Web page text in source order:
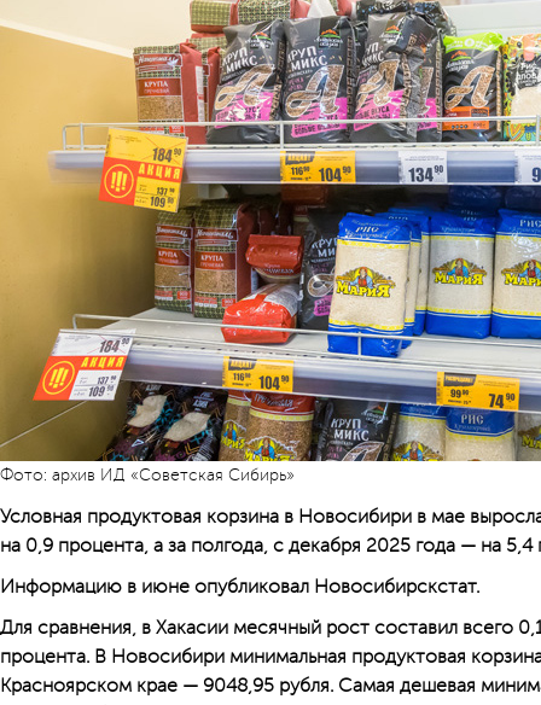
Фото: архив ИД «Советская Сибирь»
Условная продуктовая корзина в Новосибири в мае
на 0,9 процента, а за полгода, с декабря 2025 года — на 5,4
Информацию в июне опубликовал Новосибирскстат.
Для сравнения, в Хакасии месячный рост составил всего
процента. В Новосибири минимальная продуктовая
Красноярском крае — 9048,95 рубля. Самая дешевая